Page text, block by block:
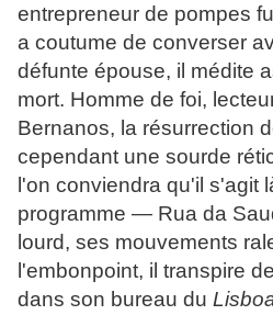
entrepreneur de pompes
a coutume de converser
défunte épouse, il médite
mort. Homme de foi,
Bernanos, la résurrection
cependant une sourde
l'on conviendra qu'il s'agit
programme — Rua da
lourd, ses mouvements
l'embonpoint, il transpire
dans son bureau du